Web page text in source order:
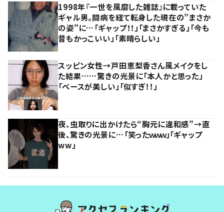
1998年『一世を風靡した雑誌』に載っていた
ギャル男。闘病を経て転身した現在の”まさか
の姿”に…「ギャップ！！」「まさかすぎる」「今も
昔もかっこいい」「素晴らしい」
スッピン女性→戸田恵梨香さん風メイクをし
た結果……驚きの光景に「本人かと思った」
「ベースが美しい」「似すぎ！！」
夜、虫取りに出かけたら“胸元に違和感”→直
後、驚きの光景に…「笑ったｗｗｗ」「ギャップ
ww」